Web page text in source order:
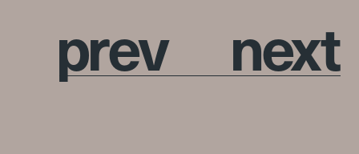
prev next